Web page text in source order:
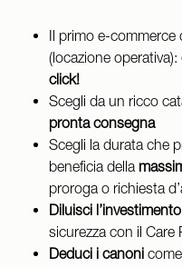
Il primo e-commerce
(locazione operativa):
click!
Scegli da un ricco
pronta consegna
Scegli la durata che
beneficia della
proroga o richiesta
Diluisci l’investimento
sicurezza con il Care
Deduci i canoni